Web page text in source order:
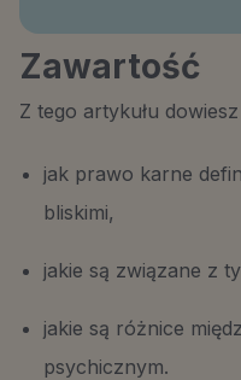
Zawartość
Z tego artykułu dowiesz
jak prawo karne
bliskimi,
jakie są związane z
jakie są różnice
psychicznym.